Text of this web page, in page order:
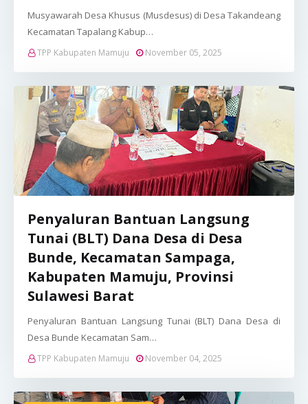
Musyawarah Desa Khusus (Musdesus) di Desa Takandeang
Kecamatan Tapalang Kabup…
TPP Kabupaten Mamuju November 05, 2025
Penyaluran Bantuan Langsung
Tunai (BLT) Dana Desa di Desa
Bunde, Kecamatan Sampaga,
Kabupaten Mamuju, Provinsi
Sulawesi Barat
Penyaluran Bantuan Langsung Tunai (BLT) Dana Desa di
Desa Bunde Kecamatan Sam…
TPP Kabupaten Mamuju November 04, 2025